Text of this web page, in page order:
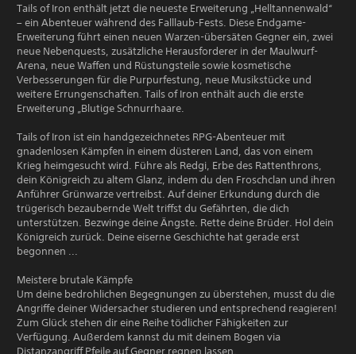
Tails of Iron enthält jetzt die neueste Erweiterung „Helltannenwald“
– ein Abenteuer während des Falllaub-Fests. Diese Endgame-
Erweiterung führt einen neuen Warzen-übersäten Gegner ein, zwei
neue Nebenquests, zusätzliche Herausforderer in der Maulwurf-
Arena, neue Waffen und Rüstungsteile sowie kosmetische
Verbesserungen für die Purpurfestung, neue Musikstücke und
weitere Errungenschaften. Tails of Iron enthält auch die erste
Erweiterung „Blutige Schnurrhaare.
Tails of Iron ist ein handgezeichnetes RPG-Abenteuer mit
gnadenlosen Kämpfen in einem düsteren Land, das von einem
Krieg heimgesucht wird. Führe als Redgi, Erbe des Rattenthrons,
dein Königreich zu altem Glanz, indem du den Froschclan und ihren
Anführer Grünwarze vertreibst. Auf deiner Erkundung durch die
trügerisch bezaubernde Welt triffst du Gefährten, die dich
unterstützen. Bezwinge deine Ängste. Rette deine Brüder. Hol dein
Königreich zurück. Deine eiserne Geschichte hat gerade erst
begonnen ...
Meistere brutale Kämpfe
Um deine bedrohlichen Begegnungen zu überstehen, musst du die
Angriffe deiner Widersacher studieren und entsprechend reagieren!
Zum Glück stehen dir eine Reihe tödlicher Fähigkeiten zur
Verfügung. Außerdem kannst du mit deinem Bogen via
Distanzangriff Pfeile auf Gegner regnen lassen.